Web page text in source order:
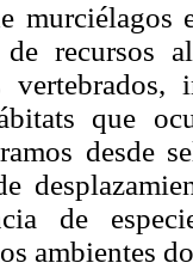
murciélagos
recursos
que
desde
de
ambientes